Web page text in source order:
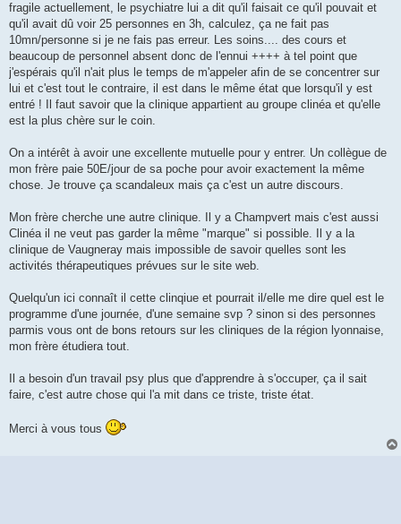
fragile actuellement, le psychiatre lui a dit qu'il faisait ce qu'il pouvait et
qu'il avait dû voir 25 personnes en 3h, calculez, ça ne fait pas
10mn/personne si je ne fais pas erreur. Les soins.... des cours et
beaucoup de personnel absent donc de l'ennui ++++ à tel point que
j'espérais qu'il n'ait plus le temps de m'appeler afin de se concentrer sur
lui et c'est tout le contraire, il est dans le même état que lorsqu'il y est
entré ! Il faut savoir que la clinique appartient au groupe clinéa et qu'elle
est la plus chère sur le coin.
On a intérêt à avoir une excellente mutuelle pour y entrer. Un collègue de
mon frère paie 50E/jour de sa poche pour avoir exactement la même
chose. Je trouve ça scandaleux mais ça c'est un autre discours.
Mon frère cherche une autre clinique. Il y a Champvert mais c'est aussi
Clinéa il ne veut pas garder la même "marque" si possible. Il y a la
clinique de Vaugneray mais impossible de savoir quelles sont les
activités thérapeutiques prévues sur le site web.
Quelqu'un ici connaît il cette clinqiue et pourrait il/elle me dire quel est le
programme d'une journée, d'une semaine svp ? sinon si des personnes
parmis vous ont de bons retours sur les cliniques de la région lyonnaise,
mon frère étudiera tout.
Il a besoin d'un travail psy plus que d'apprendre à s'occuper, ça il sait
faire, c'est autre chose qui l'a mit dans ce triste, triste état.
Merci à vous tous